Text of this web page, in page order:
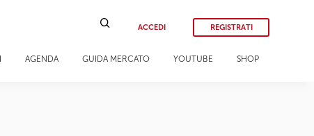
ACCEDI REGISTRATI
AGENDA GUIDA MERCATO YOUTUBE SHOP